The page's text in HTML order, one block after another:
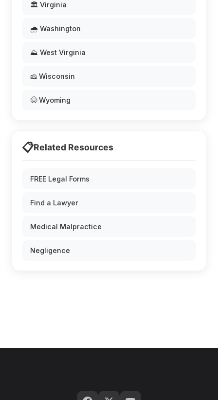
🏛️ Virginia
🌧️ Washington
⛰️ West Virginia
🧀 Wisconsin
🤠 Wyoming
📋Related Resources
FREE Legal Forms
Find a Lawyer
Medical Malpractice
Negligence